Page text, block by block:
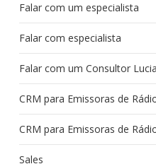
Falar com um especialista
Falar com especialista
Falar com um Consultor
CRM para Emissoras de
CRM para Emissoras de
Sales